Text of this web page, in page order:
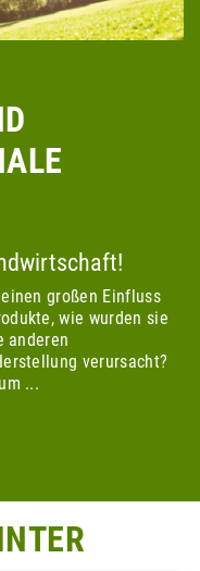
großen Einfluss
wie wurden sie
anderen
verursacht?
...